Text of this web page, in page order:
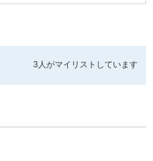
3人がマイリストしています